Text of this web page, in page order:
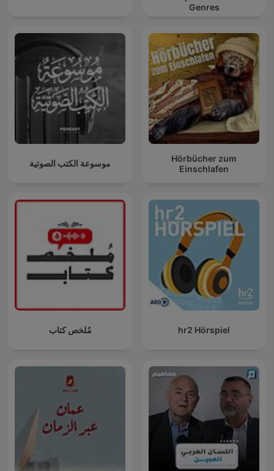
Genres
موسوعة الكتب الصوتية
Hörbücher zum
Einschlafen
مُلخص كتاب hr2 Hörspiel